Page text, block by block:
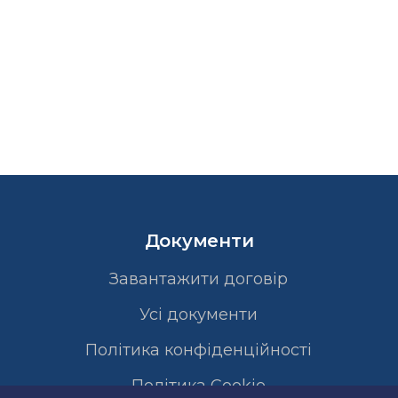
Документи
Завантажити договір
Усі документи
Політика конфіденційності
Полiтика Cookie